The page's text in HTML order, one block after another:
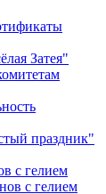
Затея"
праздник"
с гелием
с гелием